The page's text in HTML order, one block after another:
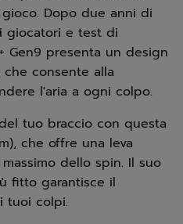
Dopo due anni di
giocatori e test di
Gen9 presenta un design
consente alla
l'aria a ogni colpo.
tuo braccio con questa
che offre una leva
dello spin. Il suo
fitto garantisce il
tuoi colpi.